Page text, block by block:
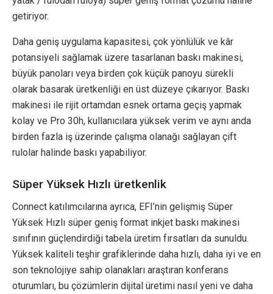
getiriyor.
Daha geniş uygulama kapasitesi, çok yönlülük ve kâr
potansiyeli sağlamak üzere tasarlanan baskı makinesi,
büyük panoları veya birden çok küçük panoyu sürekli
olarak basarak üretkenliği en üst düzeye çıkarıyor. Baskı
makinesi ile rijit ortamdan esnek ortama geçiş yapmak
kolay ve Pro 30h, kullanıcılara yüksek verim ve aynı anda
birden fazla iş üzerinde çalışma olanağı sağlayan çift
rulolar halinde baskı yapabiliyor.
Süper Yüksek Hızlı üretkenlik
Connect katılımcılarına ayrıca, EFI’nin gelişmiş Süper
Yüksek Hızlı süper geniş format inkjet baskı makinesi
sınıfının güçlendirdiği tabela üretim fırsatları da sunuldu.
Yüksek kaliteli teşhir grafiklerinde daha hızlı, daha iyi ve en
son teknolojiye sahip olanakları araştıran konferans
oturumları, bu çözümlerin dijital üretimi nasıl yeni ve daha